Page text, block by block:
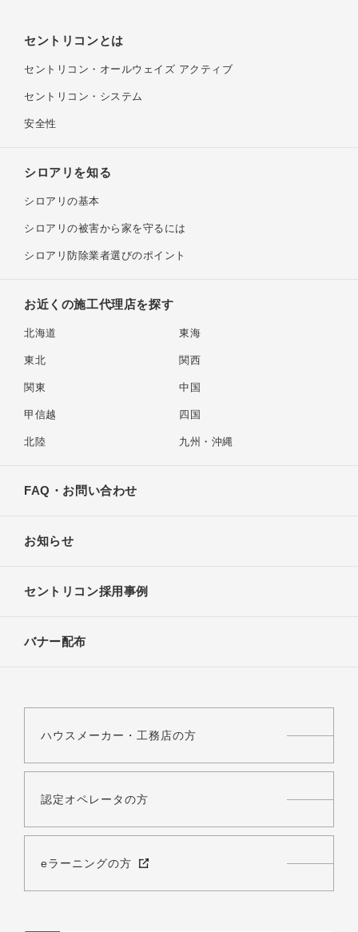
セントリコンとは
セントリコン・ オールウェイズ アクティブ
セントリコン・システム
安全性
シロアリを知る
シロアリの基本
シロアリの被害から家を守るには
シロアリ防除業者選びのポイント
お近くの施工代理店を探す
北海道
東北
関東
甲信越
北陸
東海
関西
中国
四国
九州・沖縄
FAQ・お問い合わせ
お知らせ
セントリコン採用事例
バナー配布
ハウスメーカー・工務店の方
認定オペレータの方
eラーニングの方